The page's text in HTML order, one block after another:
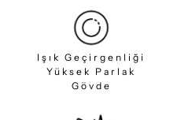
Işık Geçirgenliği
Yüksek Parlak
Gövde